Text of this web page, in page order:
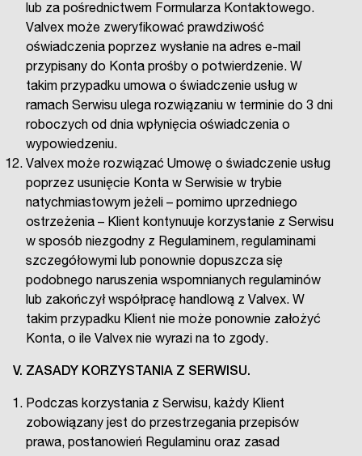
lub za pośrednictwem Formularza Kontaktowego.
Valvex może zweryfikować prawdziwość
oświadczenia poprzez wysłanie na adres e-mail
przypisany do Konta prośby o potwierdzenie. W
takim przypadku umowa o świadczenie usług w
ramach Serwisu ulega rozwiązaniu w terminie do 3 dni
roboczych od dnia wpłynięcia oświadczenia o
wypowiedzeniu.
Valvex może rozwiązać Umowę o świadczenie usług
poprzez usunięcie Konta w Serwisie w trybie
natychmiastowym jeżeli – pomimo uprzedniego
ostrzeżenia – Klient kontynuuje korzystanie z Serwisu
w sposób niezgodny z Regulaminem, regulaminami
szczegółowymi lub ponownie dopuszcza się
podobnego naruszenia wspomnianych regulaminów
lub zakończył współpracę handlową z Valvex. W
takim przypadku Klient nie może ponownie założyć
Konta, o ile Valvex nie wyrazi na to zgody.
V. ZASADY KORZYSTANIA Z SERWISU.
Podczas korzystania z Serwisu, każdy Klient
zobowiązany jest do przestrzegania przepisów
prawa, postanowień Regulaminu oraz zasad